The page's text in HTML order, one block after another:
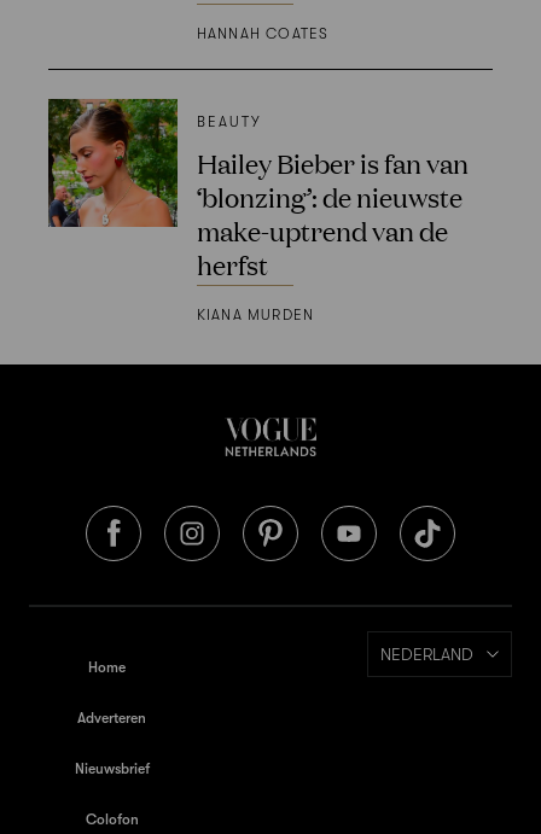
HANNAH COATES
BEAUTY
Hailey Bieber is fan van
‘blonzing’: de nieuwste
make-uptrend van de
herfst
KIANA MURDEN
Home
Adverteren
Nieuwsbrief
Colofon
NEDERLAND